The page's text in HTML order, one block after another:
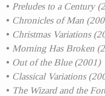
Preludes to a Century
Chronicles of Man
Christmas Variations
Morning Has Broken
Out of the Blue (2001)
Classical Variations
The Wizard and the